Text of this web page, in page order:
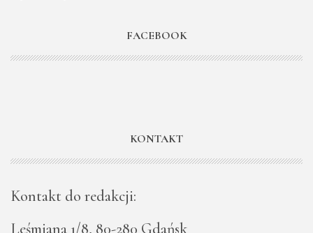
FACEBOOK
KONTAKT
Kontakt do redakcji:
Leśmiana 1/8, 80-280 Gdańsk